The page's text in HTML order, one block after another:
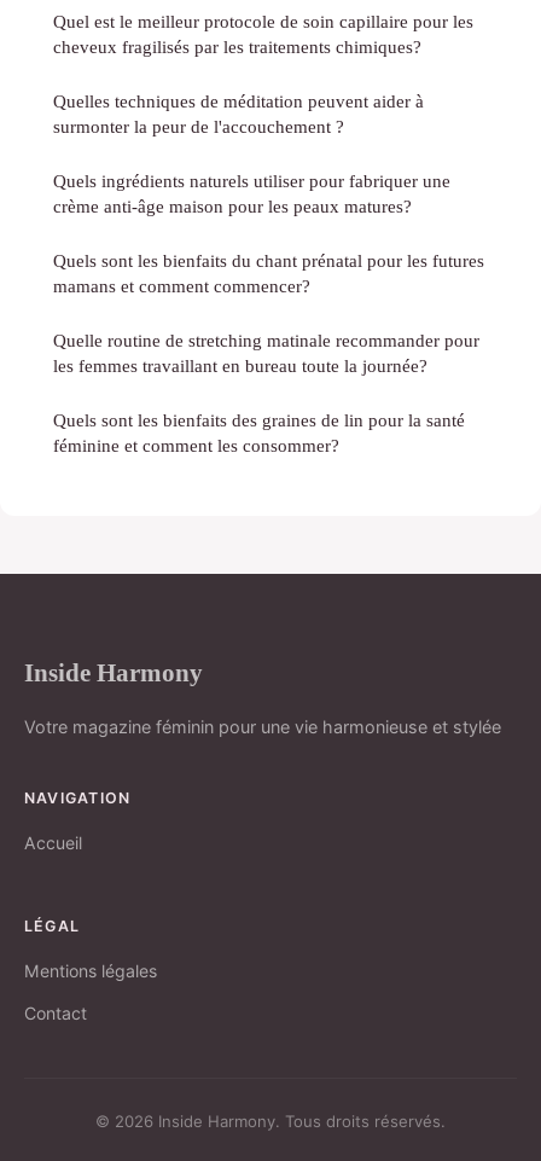
Quel est le meilleur protocole de soin capillaire pour les
cheveux fragilisés par les traitements chimiques?
Quelles techniques de méditation peuvent aider à
surmonter la peur de l'accouchement ?
Quels ingrédients naturels utiliser pour fabriquer une
crème anti-âge maison pour les peaux matures?
Quels sont les bienfaits du chant prénatal pour les futures
mamans et comment commencer?
Quelle routine de stretching matinale recommander pour
les femmes travaillant en bureau toute la journée?
Quels sont les bienfaits des graines de lin pour la santé
féminine et comment les consommer?
Inside Harmony
Votre magazine féminin pour une vie harmonieuse et stylée
NAVIGATION
Accueil
LÉGAL
Mentions légales
Contact
© 2026 Inside Harmony. Tous droits réservés.